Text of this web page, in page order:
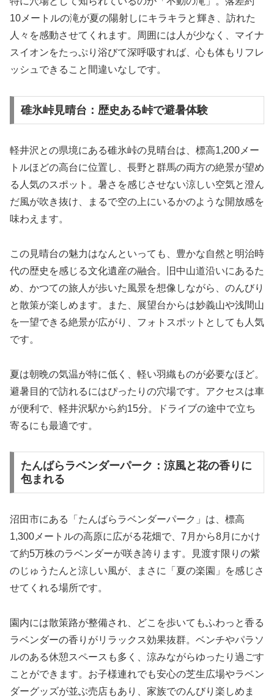
10メートルの滝が夏の陽射しにキラキラと輝き、訪れた
人々を感動させてくれます。周囲には人が少なく、マイナ
スイオンをたっぷり浴びて深呼吸すれば、心も体もリフレ
ッシュできること間違いなしです。
碓氷峠見晴台：歴史ある峠で避暑体験
軽井沢との県境にある碓氷峠の見晴台は、標高1,200メー
トルほどの高台に位置し、長野と群馬の両方の絶景が望め
る人気のスポット。暑さを感じさせない涼しい空気と澄ん
だ風が吹き抜け、まるで空の上にいるかのような開放感を
味わえます。
この見晴台の魅力はなんといっても、豊かな自然と明治時
代の歴史を感じる文化遺産の融合。旧中山道沿いにあるた
め、かつての旅人が歩いた風景を想像しながら、のんびり
と散策が楽しめます。また、展望台からは妙義山や浅間山
を一望できる絶景が広がり、フォトスポットとしても人気
です。
夏は朝晩の気温が特に低く、軽い羽織ものが必要なほど。
避暑目的で訪れるにはぴったりの穴場です。アクセスは車
が便利で、軽井沢駅から約15分。ドライブの途中で立ち
寄るにも最適です。
たんばらラベンダーパーク：涼風と花の香りに
包まれる
沼田市にある「たんばらラベンダーパーク」は、標高
1,300メートルの高原に広がる花畑で、7月から8月にかけ
て約5万株のラベンダーが咲き誇ります。見渡す限りの紫
のじゅうたんと涼しい風が、まさに「夏の楽園」を感じさ
せてくれる場所です。
園内には散策路が整備され、どこを歩いてもふわっと香る
ラベンダーの香りがリラックス効果抜群。ベンチやパラソ
ルのある休憩スペースも多く、涼みながらゆったり過ごす
ことができます。お子様連れでも安心の芝生広場やラベン
ダーグッズが並ぶ売店もあり、家族でのんびり楽しめま